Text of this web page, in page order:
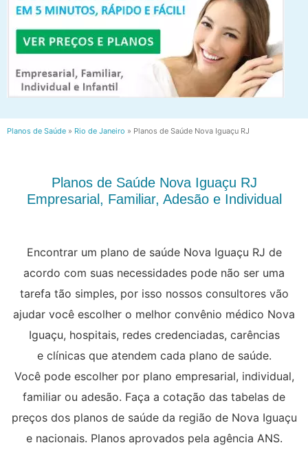
Planos de Saúde » Rio de Janeiro » Planos de Saúde Nova Iguaçu RJ
Planos de Saúde Nova Iguaçu RJ
Empresarial, Familiar, Adesão e Individual
Encontrar um plano de saúde Nova Iguaçu RJ de
acordo com suas necessidades pode não ser uma
tarefa tão simples, por isso nossos consultores vão
ajudar você escolher o melhor convênio médico Nova
Iguaçu, hospitais, redes credenciadas, carências
e clínicas que atendem cada plano de saúde.
Você pode escolher por plano empresarial, individual,
familiar ou adesão. Faça a cotação das tabelas de
preços dos planos de saúde da região de Nova Iguaçu
e nacionais. Planos aprovados pela agência ANS.